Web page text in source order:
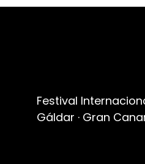
Festival
Gáldar · Gran